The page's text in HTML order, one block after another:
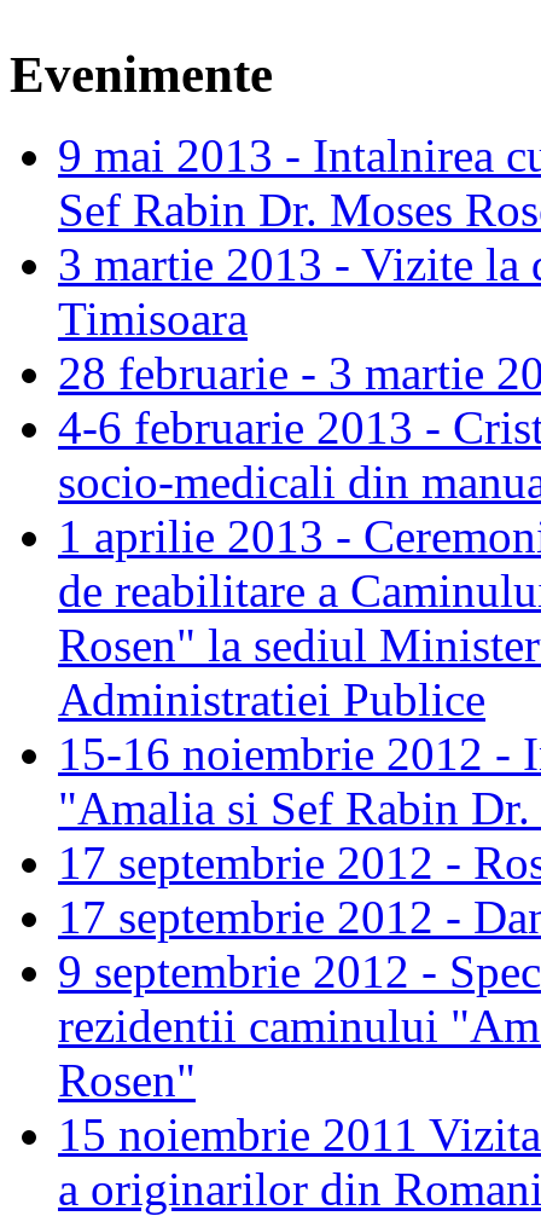
Evenimente
9 mai 2013 - Intalnirea
Sef Rabin Dr. Moses
3 martie 2013 - Vizite
Timisoara
28 februarie - 3 martie
4-6 februarie 2013 -
socio-medicali din
1 aprilie 2013 -
de reabilitare a
Rosen" la sediul
Administratiei Publice
15-16 noiembrie 2012 -
"Amalia si Sef Rabin Dr.
17 septembrie 2012 -
17 septembrie 2012 -
9 septembrie 2012 -
rezidentii caminului
Rosen"
15 noiembrie 2011
a originarilor din